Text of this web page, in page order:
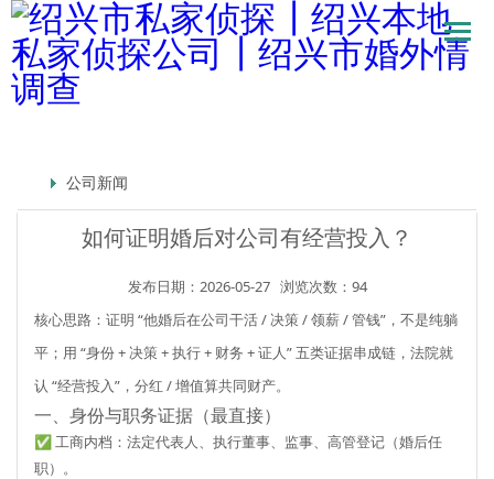
公司新闻
如何证明婚后对公司有经营投入？
发布日期：2026-05-27 浏览次数：94
核心思路： 证明 “他婚后在公司干活 / 决策 / 领薪 / 管钱”，不是纯躺
平 ；用 “身份 + 决策 + 执行 + 财务 + 证人” 五类证据串成链，法院就
认 “经营投入”，分红 / 增值算共同财产。
一、身份与职务证据（最直接）
✅ 工商内档： 法定代表人、执行董事、监事、高管登记 （婚后任
职）。